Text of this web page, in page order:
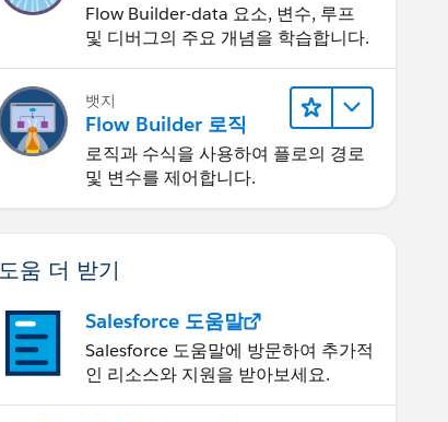
Flow Builder-data 요소, 변수, 루프
및 디버그의 주요 개념을 학습합니다.
뱃지
Flow Builder 로직
로직과 수식을 사용하여 플로의 경로
및 변수를 제어합니다.
도움 더 받기
Salesforce 도움말
Salesforce 도움말에 방문하여 추가적
인 리소스와 지원을 받아보세요.